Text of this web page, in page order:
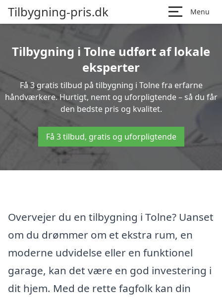
Tilbygning-pris.dk Menu
Tilbygning i Tolne udført af lokale
eksperter
Få 3 gratis tilbud på tilbygning i Tolne fra erfarne
håndværkere. Hurtigt, nemt og uforpligtende – så du får
den bedste pris og kvalitet.
Få 3 tilbud, gratis og uforpligtende
Overvejer du en tilbygning i Tolne? Uanset
om du drømmer om et ekstra rum, en
moderne udvidelse eller en funktionel
garage, kan det være en god investering i
dit hjem. Med de rette fagfolk kan din